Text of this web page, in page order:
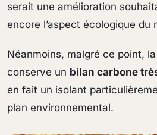
serait une amélioration
encore l’aspect écologique du
Néanmoins, malgré ce point,
conserve un bilan carbone
en fait un isolant
plan environnemental.